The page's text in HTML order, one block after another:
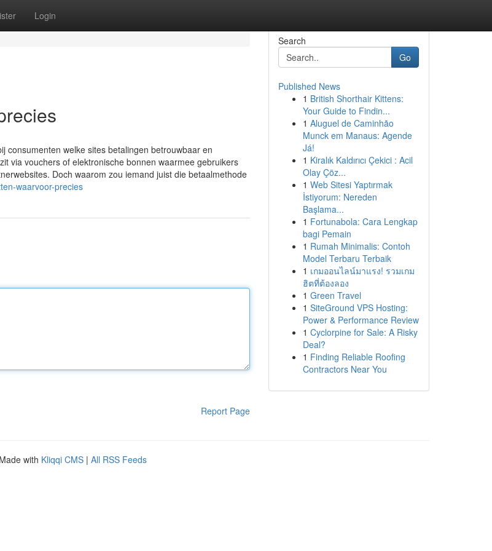
Login
consumenten welke sites betalingen betrouwbaar en
via vouchers of elektronische bonnen waarmee gebruikers
Doch waarom zou iemand juist die betaalmethode
waarvoor-precies
Report Page
Search
Go
Published News
1 British Shorthair Kittens:
Your Guide to Findin...
1 Aluguel de Caminhão
Munck em Manaus: Agende
Já!
1 Kiralık Kaldırıcı Çekici : Acil
Olay Çöz...
1 Web Sitesi Yaptırmak
İstiyorum: Nereden
Başlama...
1 Fortunabola: Cara Lengkap
bagi Pemain
1 Rumah Minimalis: Contoh
Model Terbaru Terbaik
1 เกมออนไลน์มาแรง! รวมเกม
ฮิตที่ต้องลอง
1 Green Travel
1 SiteGround VPS Hosting:
Power & Performance Review
1 Cyclorpine for Sale: A Risky
Deal?
1 Finding Reliable Roofing
Contractors Near You
with Kliqqi CMS | All RSS Feeds